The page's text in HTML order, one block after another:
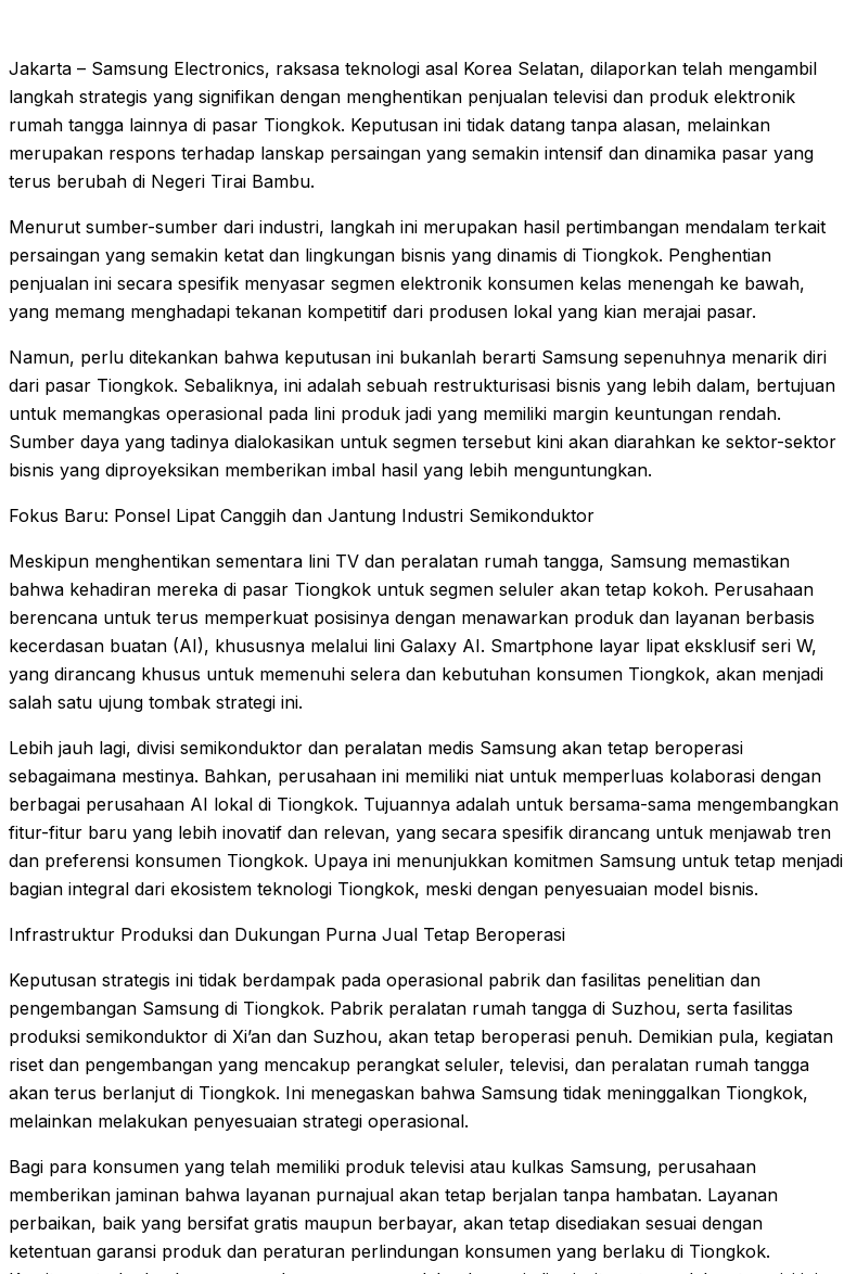
Jakarta – Samsung Electronics, raksasa teknologi asal Korea Selatan, dilaporkan telah mengambil
langkah strategis yang signifikan dengan menghentikan penjualan televisi dan produk elektronik
rumah tangga lainnya di pasar Tiongkok. Keputusan ini tidak datang tanpa alasan, melainkan
merupakan respons terhadap lanskap persaingan yang semakin intensif dan dinamika pasar yang
terus berubah di Negeri Tirai Bambu.
Menurut sumber-sumber dari industri, langkah ini merupakan hasil pertimbangan mendalam terkait
persaingan yang semakin ketat dan lingkungan bisnis yang dinamis di Tiongkok. Penghentian
penjualan ini secara spesifik menyasar segmen elektronik konsumen kelas menengah ke bawah,
yang memang menghadapi tekanan kompetitif dari produsen lokal yang kian merajai pasar.
Namun, perlu ditekankan bahwa keputusan ini bukanlah berarti Samsung sepenuhnya menarik diri
dari pasar Tiongkok. Sebaliknya, ini adalah sebuah restrukturisasi bisnis yang lebih dalam, bertujuan
untuk memangkas operasional pada lini produk jadi yang memiliki margin keuntungan rendah.
Sumber daya yang tadinya dialokasikan untuk segmen tersebut kini akan diarahkan ke sektor-sektor
bisnis yang diproyeksikan memberikan imbal hasil yang lebih menguntungkan.
Fokus Baru: Ponsel Lipat Canggih dan Jantung Industri Semikonduktor
Meskipun menghentikan sementara lini TV dan peralatan rumah tangga, Samsung memastikan
bahwa kehadiran mereka di pasar Tiongkok untuk segmen seluler akan tetap kokoh. Perusahaan
berencana untuk terus memperkuat posisinya dengan menawarkan produk dan layanan berbasis
kecerdasan buatan (AI), khususnya melalui lini Galaxy AI. Smartphone layar lipat eksklusif seri W,
yang dirancang khusus untuk memenuhi selera dan kebutuhan konsumen Tiongkok, akan menjadi
salah satu ujung tombak strategi ini.
Lebih jauh lagi, divisi semikonduktor dan peralatan medis Samsung akan tetap beroperasi
sebagaimana mestinya. Bahkan, perusahaan ini memiliki niat untuk memperluas kolaborasi dengan
berbagai perusahaan AI lokal di Tiongkok. Tujuannya adalah untuk bersama-sama mengembangkan
fitur-fitur baru yang lebih inovatif dan relevan, yang secara spesifik dirancang untuk menjawab tren
dan preferensi konsumen Tiongkok. Upaya ini menunjukkan komitmen Samsung untuk tetap menjadi
bagian integral dari ekosistem teknologi Tiongkok, meski dengan penyesuaian model bisnis.
Infrastruktur Produksi dan Dukungan Purna Jual Tetap Beroperasi
Keputusan strategis ini tidak berdampak pada operasional pabrik dan fasilitas penelitian dan
pengembangan Samsung di Tiongkok. Pabrik peralatan rumah tangga di Suzhou, serta fasilitas
produksi semikonduktor di Xi’an dan Suzhou, akan tetap beroperasi penuh. Demikian pula, kegiatan
riset dan pengembangan yang mencakup perangkat seluler, televisi, dan peralatan rumah tangga
akan terus berlanjut di Tiongkok. Ini menegaskan bahwa Samsung tidak meninggalkan Tiongkok,
melainkan melakukan penyesuaian strategi operasional.
Bagi para konsumen yang telah memiliki produk televisi atau kulkas Samsung, perusahaan
memberikan jaminan bahwa layanan purnajual akan tetap berjalan tanpa hambatan. Layanan
perbaikan, baik yang bersifat gratis maupun berbayar, akan tetap disediakan sesuai dengan
ketentuan garansi produk dan peraturan perlindungan konsumen yang berlaku di Tiongkok.